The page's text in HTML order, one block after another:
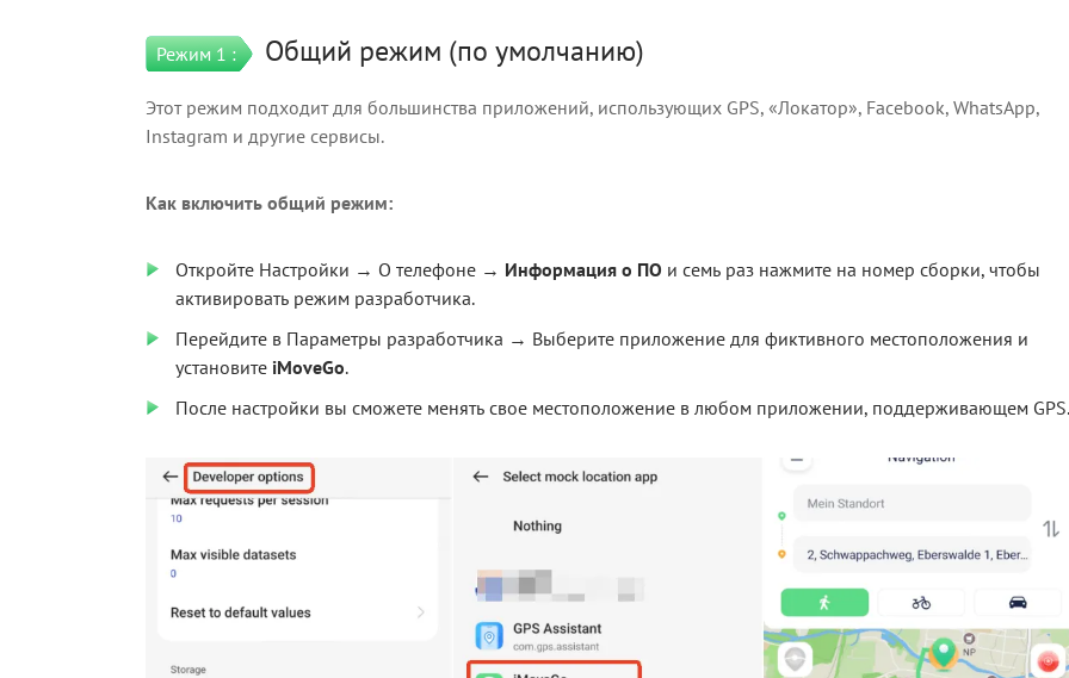
Режим 1 : Общий режим (по умолчанию)
Этот режим подходит для большинства приложений, использующих GPS, «Локатор», Facebook, WhatsApp,
Instagram и другие сервисы.
Как включить общий режим:
Откройте Настройки → О телефоне → Информация о ПО и семь раз нажмите на номер сборки, чтобы
активировать режим разработчика.
Перейдите в Параметры разработчика → Выберите приложение для фиктивного местоположения и
установите iMoveGo.
После настройки вы сможете менять свое местоположение в любом приложении, поддерживающем GPS.